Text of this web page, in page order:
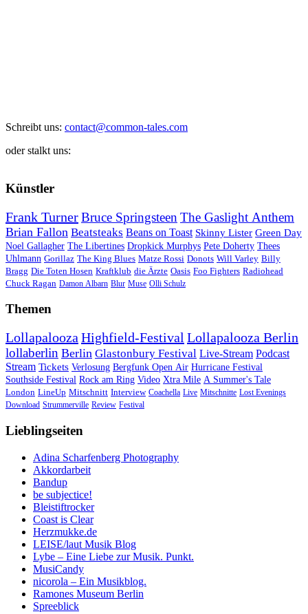
Schreibt uns: contact@common-tales.com
oder stalkt uns:
Künstler
Frank TurnerBruce Springsteen The Gaslight Anthem
Brian Fallon Beatsteaks Beans on Toast Skinny Lister Green Day
Noel Gallagher The Libertines Dropkick Murphys Pete Doherty Thees
Uhlmann Gorillaz The King Blues Matze Rossi Donots Will Varley Billy
Bragg Die Toten Hosen Kraftklub die Ärzte Oasis Foo Fighters Radiohead
Chuck Ragan Damon Albarn Blur Muse Olli Schulz
Themen
Lollapalooza Highfield-Festival Lollapalooza Berlin
lollaberlin Berlin Glastonbury Festival Live-Stream Podcast
Stream Tickets Verlosung Bergfunk Open Air Hurricane Festival
Southside Festival Rock am Ring Video Xtra Mile A Summer's Tale
London LineUp Mitschnitt Interview Coachella Live Mitschnitte Lost Evenings
Download Strummerville Review Festival
Lieblingseiten
Adina Scharfenberg Photography
Akkordarbeit
Bandup
be subjectice!
Bleistiftrocker
Coast is Clear
Herzmukke.de
LEISE/laut Musik Blog
Lybe – Eine Liebe zur Musik. Punkt.
MusiCandy
nicorola – Ein Musikblog.
Ramones Museum Berlin
Spreeblick